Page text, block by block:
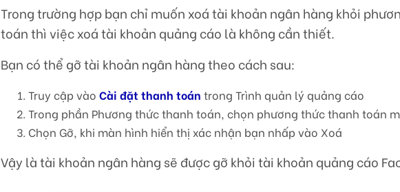
Trong trường hợp bạn chỉ muốn xoá tài khoản ngân hàng khỏi
toán thì việc xoá tài khoản quảng cáo là không cần thiết.
Bạn có thể gỡ tài khoản ngân hàng theo cách sau:
Truy cập vàoCài đặt thanh toán trong Trình quản lý quảng cáo
Trong phần Phương thức thanh toán, chọn phương thức thanh toán
Chọn Gỡ, khi màn hình hiển thị xác nhận bạn nhấp vào Xoá
Vậy là tài khoản ngân hàng sẽ được gỡ khỏi tài khoản quảng cáo